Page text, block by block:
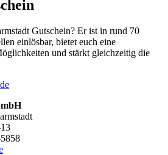
Gutschein? Er ist in rund 70
einlösbar, bietet euch eine
und stärkt gleichzeitig die